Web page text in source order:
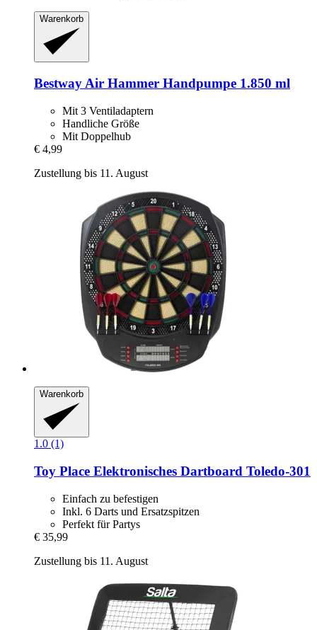
Warenkorb
Bestway Air Hammer Handpumpe 1.850 ml
Mit 3 Ventiladaptern
Handliche Größe
Mit Doppelhub
€ 4,99
Zustellung bis 11. August
Warenkorb
1.0 (1)
Toy Place Elektronisches Dartboard Toledo-​301
Einfach zu befestigen
Inkl. 6 Darts und Ersatzspitzen
Perfekt für Partys
€ 35,99
Zustellung bis 11. August